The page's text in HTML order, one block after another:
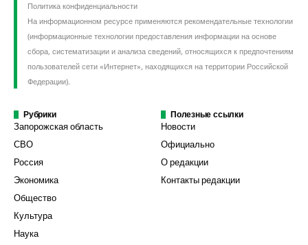
Политика конфиденциальности
На информационном ресурсе применяются рекомендательные технологии
(информационные технологии предоставления информации на основе
сбора, систематизации и анализа сведений, относящихся к предпочтениям
пользователей сети «Интернет», находящихся на территории Российской
Федерации).
Рубрики
Запорожская область
СВО
Россия
Экономика
Общество
Культура
Наука
Полезные ссылки
Новости
Официально
О редакции
Контакты редакции